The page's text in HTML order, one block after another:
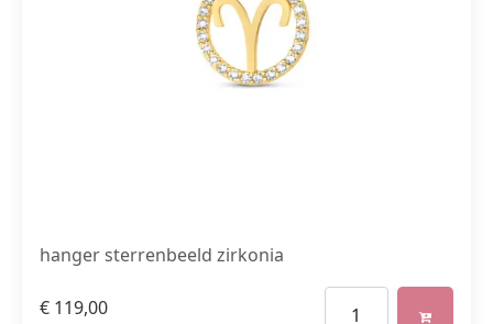
hanger sterrenbeeld zirkonia
€ 119,00